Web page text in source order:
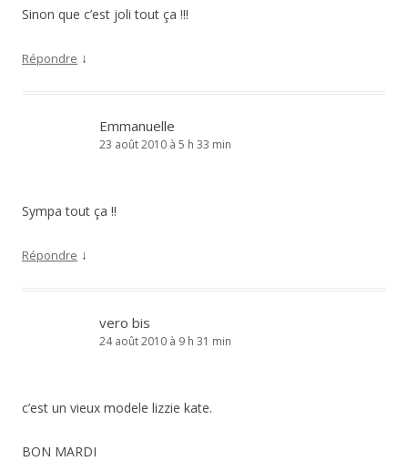
Sinon que c’est joli tout ça !!!
Répondre ↓
Emmanuelle
23 août 2010 à 5 h 33 min
Sympa tout ça !!
Répondre ↓
vero bis
24 août 2010 à 9 h 31 min
c’est un vieux modele lizzie kate.
BON MARDI